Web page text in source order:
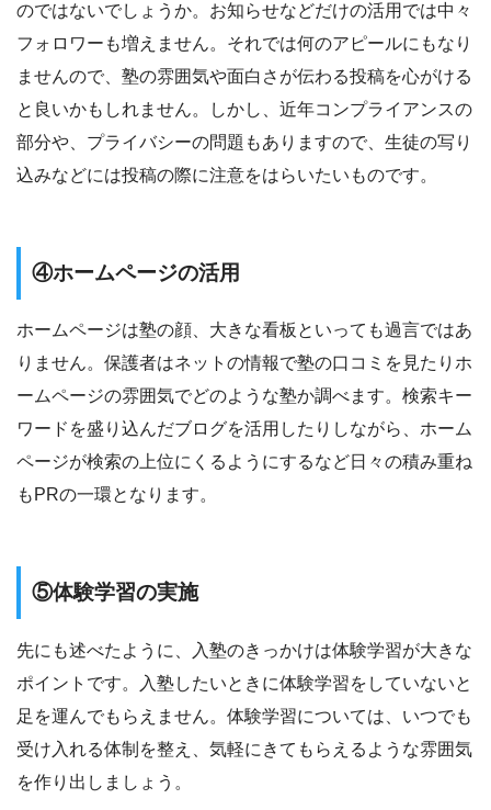
のではないでしょうか。お知らせなどだけの活用では中々
フォロワーも増えません。それでは何のアピールにもなり
ませんので、塾の雰囲気や面白さが伝わる投稿を心がける
と良いかもしれません。しかし、近年コンプライアンスの
部分や、プライバシーの問題もありますので、生徒の写り
込みなどには投稿の際に注意をはらいたいものです。
④ホームページの活用
ホームページは塾の顔、大きな看板といっても過言ではあ
りません。保護者はネットの情報で塾の口コミを見たりホ
ームページの雰囲気でどのような塾か調べます。検索キー
ワードを盛り込んだブログを活用したりしながら、ホーム
ページが検索の上位にくるようにするなど日々の積み重ね
もPRの一環となります。
⑤体験学習の実施
先にも述べたように、入塾のきっかけは体験学習が大きな
ポイントです。入塾したいときに体験学習をしていないと
足を運んでもらえません。体験学習については、いつでも
受け入れる体制を整え、気軽にきてもらえるような雰囲気
を作り出しましょう。